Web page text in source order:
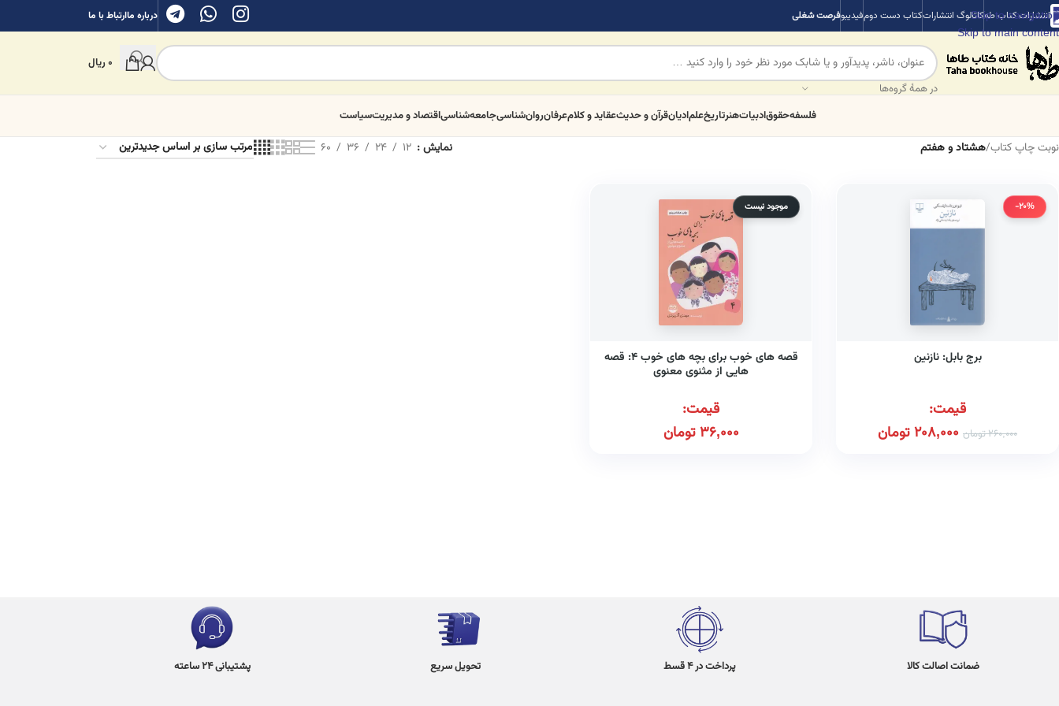
Skip to navigation
Skip to main content
انتشارات کتاب طهکاتالوگ انتشاراتکتاب دست دومفیدیبوفرصت شغلی درباره ماارتباط با ما
در همهٔ گروه‌ها
0ریال
فلسفهحقوقادبیاتهنرتاریخعلمادیانقرآن و حدیثعقاید و کلامعرفانروان‌شناسیجامعه‌شناسیاقتصاد و مدیریتسیاست
نوبت چاپ کتاب/هشتاد و هفتم نمایش 12
24
36
60
-20%
برج بابل: نازنین
قیمت:
260,000تومان 208,000تومان
موجود نیست
قصه های خوب برای بچه های خوب ۴: قصه
هایی از مثنوی معنوی
قیمت:
36,000تومان
ضمانت اصالت کالا پرداخت در 4 قسط تحویل سریع پشتیبانی 24 ساعته